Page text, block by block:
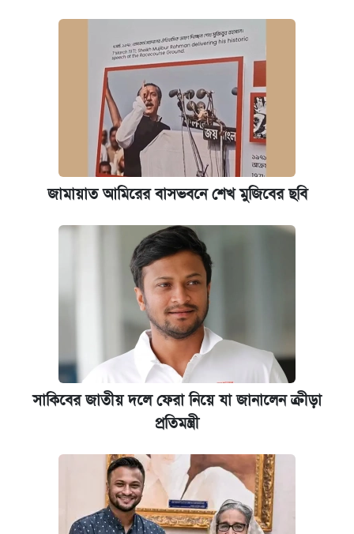
জামায়াত আমিরের বাসভবনে শেখ মুজিবের ছবি
সাকিবের জাতীয় দলে ফেরা নিয়ে যা জানালেন ক্রীড়া
প্রতিমন্ত্রী